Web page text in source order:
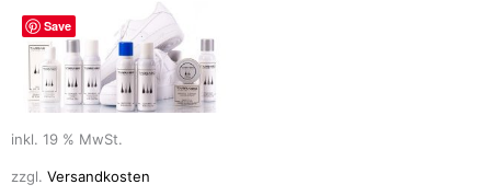
Save
inkl. 19 % MwSt.
zzgl. Versandkosten